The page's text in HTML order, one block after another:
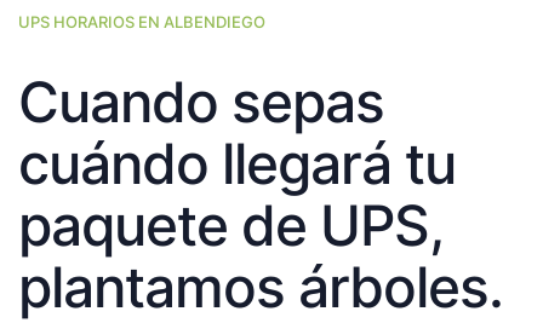
UPS HORARIOS EN ALBENDIEGO
Cuando sepas
cuándo llegará tu
paquete de UPS,
plantamos árboles.